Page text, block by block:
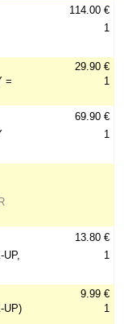
114.00 €
1
=
29.90 €
1
69.90 €
1
13.80 €
1
UP)
9.99 €
1